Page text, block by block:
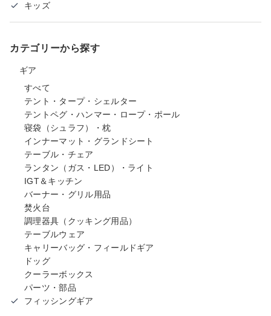
キッズ
カテゴリーから探す
ギア
すべて
テント・タープ・シェルター
テントペグ・ハンマー・ロープ・ポール
寝袋（シュラフ）・枕
インナーマット・グランドシート
テーブル・チェア
ランタン（ガス・LED）・ライト
IGT＆キッチン
バーナー・グリル用品
焚火台
調理器具（クッキング用品）
テーブルウェア
キャリーバッグ・フィールドギア
ドッグ
クーラーボックス
パーツ・部品
フィッシングギア